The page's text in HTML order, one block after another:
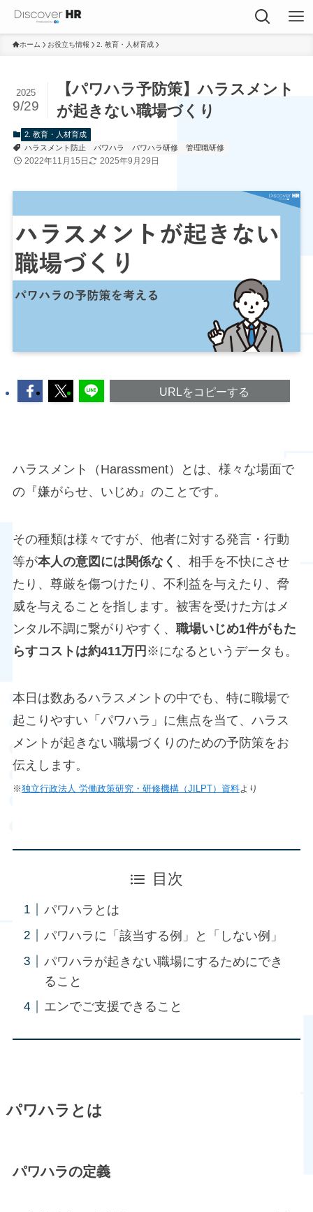
ホーム お役立ち情報 2. 教育・人材育成
【パワハラ予防策】ハラスメント
が起きない職場づくり
2025
9/29
2. 教育・人材育成
ハラスメント防止
パワハラ パワハラ研修 管理職研修
2022年11月15日 2025年9月29日
URLをコピーする
ハラスメント（Harassment）とは、様々な場面で
の『嫌がらせ、いじめ』のことです。
その種類は様々ですが、他者に対する発言・行動
等が本人の意図には関係なく 、相手を不快にさせ
たり、尊厳を傷つけたり、不利益を与えたり、脅
威を与えることを指します。被害を受けた方はメ
ンタル不調に繋がりやすく、 職場いじめ1件がもた
らすコストは約411万円 ※になるというデータも。
本日は数あるハラスメントの中でも、特に職場で
起こりやすい「パワハラ」に焦点を当て、ハラス
メントが起きない職場づくりのための予防策をお
伝えします。
※独立行政法人 労働政策研究・研修機構（JILPT）資料より
目次
パワハラとは
パワハラに「該当する例」と「しない例」
パワハラが起きない職場にするためにでき
ること
エンでご支援できること
パワハラとは
パワハラの定義